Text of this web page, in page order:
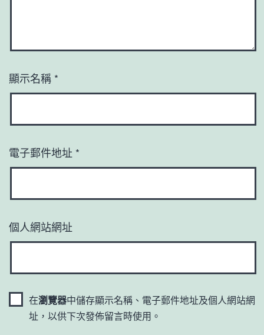
顯示名稱 *
電子郵件地址 *
個人網站網址
在瀏覽器中儲存顯示名稱、電子郵件地址及個人網站網
址，以供下次發佈留言時使用。